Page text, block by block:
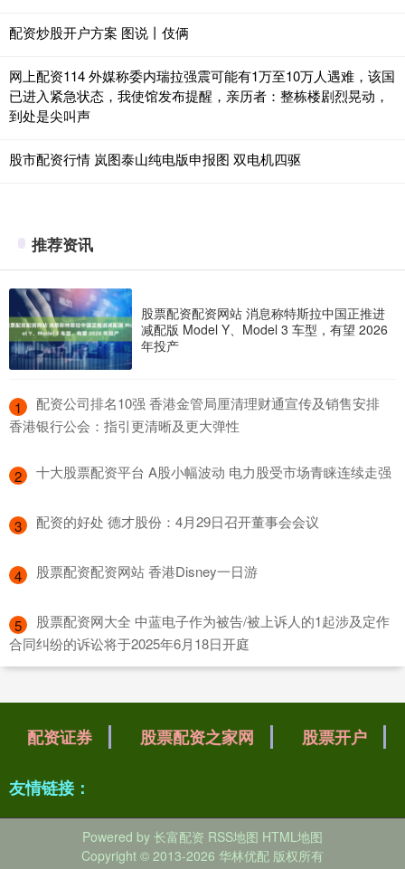
配资炒股开户方案 图说丨伎俩
网上配资114 外媒称委内瑞拉强震可能有1万至10万人遇难，该国
已进入紧急状态，我使馆发布提醒，亲历者：整栋楼剧烈晃动，
到处是尖叫声
股市配资行情 岚图泰山纯电版申报图 双电机四驱
推荐资讯
股票配资配资网站 消息称特斯拉中国正推进
减配版 Model Y、Model 3 车型，有望 2026
年投产
1
​配资公司排名10强 香港金管局厘清理财通宣传及销售安排
香港银行公会：指引更清晰及更大弹性
2 ​十大股票配资平台 A股小幅波动 电力股受市场青睐连续走强
3 ​配资的好处 德才股份：4月29日召开董事会会议
4 ​股票配资配资网站 香港Disney一日游
5
​股票配资网大全 中蓝电子作为被告/被上诉人的1起涉及定作
合同纠纷的诉讼将于2025年6月18日开庭
配资证券 股票配资之家网 股票开户
友情链接：
Powered by 长富配资 RSS地图 HTML地图
Copyright © 2013-2026 华林优配 版权所有